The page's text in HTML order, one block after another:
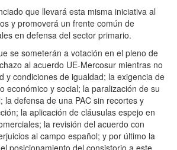
que llevará esta misma iniciativa al
y promoverá un frente común de
en defensa del sector primario.
se someterán a votación en el pleno de
al acuerdo UE-Mercosur mientras no
y condiciones de igualdad; la exigencia de
económico y social; la paralización de su
la defensa de una PAC sin recortes y
la aplicación de cláusulas espejo en
la revisión del acuerdo con
al campo español; y por último la
posicionamiento del consistorio a este